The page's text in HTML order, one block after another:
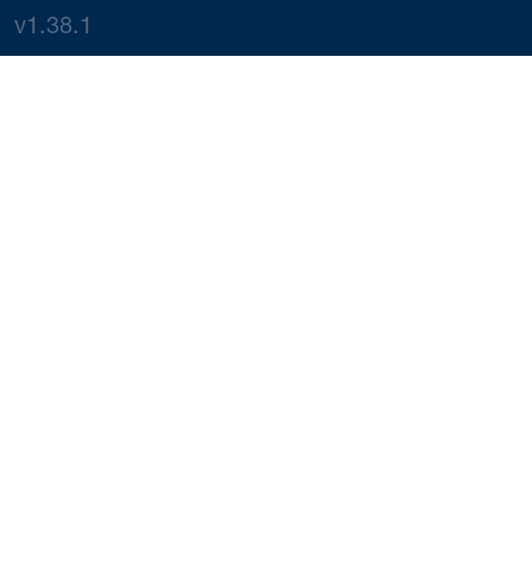
v1.38.1